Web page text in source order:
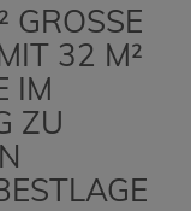
GROSSE
32 M²
IM
ZU